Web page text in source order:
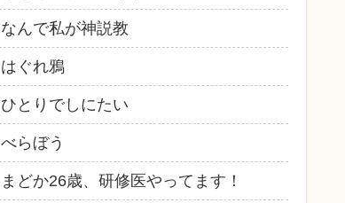
なんで私が神説教
はぐれ鴉
ひとりでしにたい
べらぼう
まどか26歳、研修医やってます！